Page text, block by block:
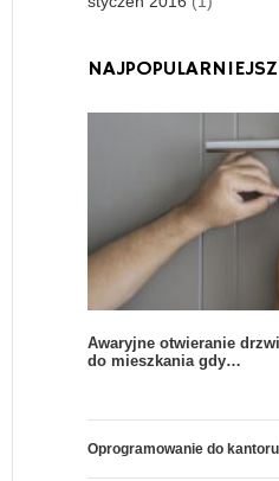
Awaryjne otwieranie
do mieszkania gdy…
Oprogramowanie do